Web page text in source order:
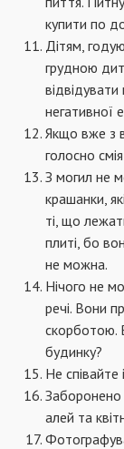
купити по
Дітям,
грудною
негативної
Якщо вже з
голосно
З могил не
крашанки,
ті, що
плиті, бо
не можна.
Нічого не
речі. Вони
скорботою.
будинку?
Не співайте
Заборонено
алей та